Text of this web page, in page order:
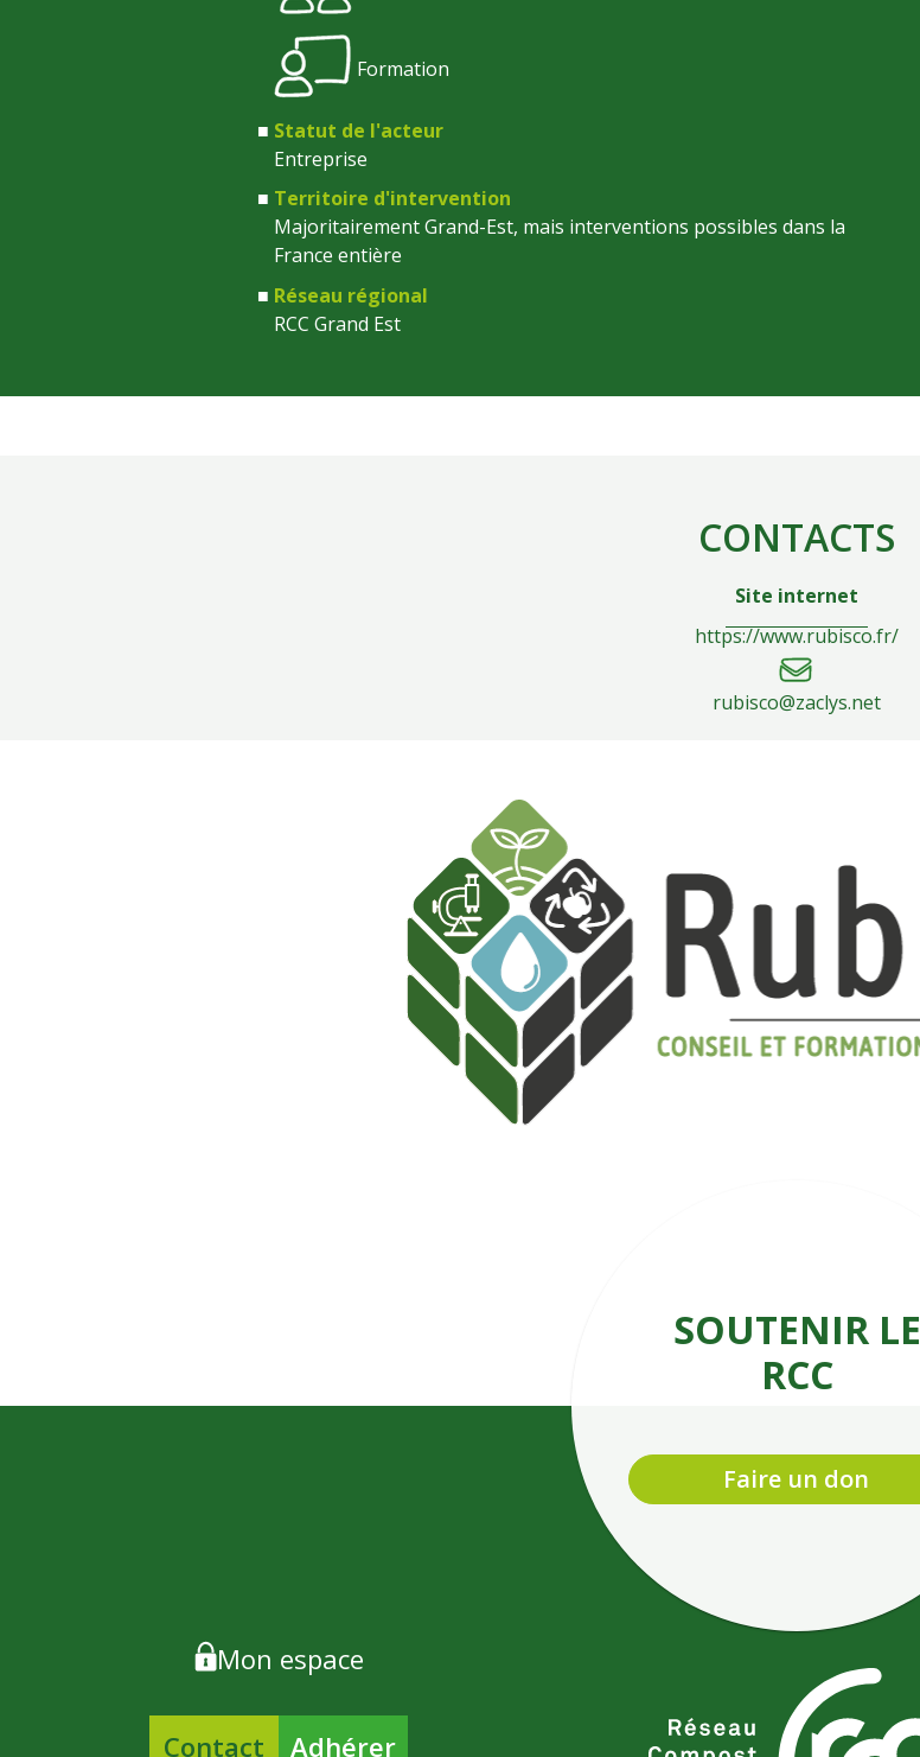
Formation
Statut de l'acteur
Entreprise
Territoire d'intervention
Majoritairement Grand-Est, mais interventions possibles dans la
France entière
Réseau régional
RCC Grand Est
CONTACTS
Site internet
https://www.rubisco.fr/
rubisco@zaclys.net
SOUTENIR LE
RCC
Faire un don
Contact Adhérer
Mon espace